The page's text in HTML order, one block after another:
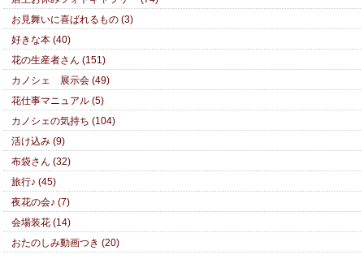
お見舞いに喜ばれるもの (3)
好きな本 (40)
花の生産者さん (151)
カノシェ 展示会 (49)
花仕事マニュアル (5)
カノシェの気持ち (104)
活け込み (9)
布袋さん (32)
旅行♪ (45)
夜花の会♪ (7)
会場装花 (14)
おたのしみ動画つき (20)